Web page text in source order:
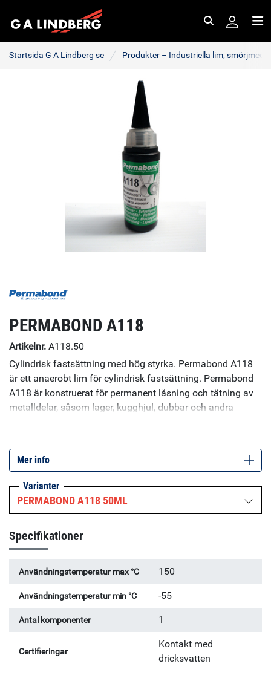
Startsida G A Lindberg se Produkter – Industriella lim,
PERMABOND A118
Artikelnr. A118.50
Cylindrisk fastsättning med hög styrka. Permabond A118
är ett anaerobt lim för cylindrisk fastsättning. Permabond
A118 är konstruerat för permanent låsning och tätning av
metalldelar, såsom lager, kugghjul, dubbar och andra
frätande korrosion. Dessa egenskaper gör att bearbetning
sker kontrollerat och mekaniska låsanordningar kan
elimineras – vilket innebär kostnadsbesparingar.
Specifikationer: Viskositet (25°C): 400 mPa.s Maximal
Mer info
Varianter
PERMABOND A118 50ML
Specifikationer
Användningstemperatur max °C 150
Användningstemperatur min °C -55
Antal komponenter 1
Certifieringar
Kontakt med
dricksvatten